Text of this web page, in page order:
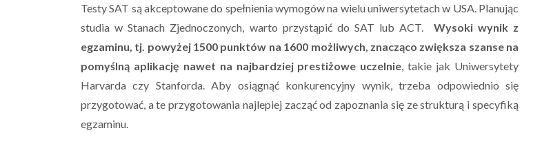
Testy SAT są akceptowane do spełnienia wymogów na wielu uniwersytetach w USA. Planując
studia w Stanach Zjednoczonych, warto przystąpić do SAT lub ACT. Wysoki wynik z
egzaminu, tj. powyżej 1500 punktów na 1600 możliwych, znacząco zwiększa szanse na
pomyślną aplikację nawet na najbardziej prestiżowe uczelnie , takie jak Uniwersytety
Harvarda czy Stanforda. Aby osiągnąć konkurencyjny wynik, trzeba odpowiednio się
przygotować, a te przygotowania najlepiej zacząć od zapoznania się ze strukturą i specyfiką
egzaminu.